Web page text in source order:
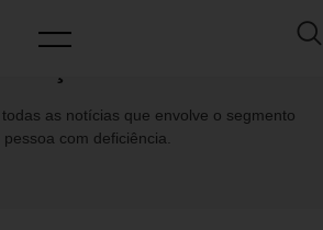
as notícias que envolve o segmento
pessoa com deficiência.